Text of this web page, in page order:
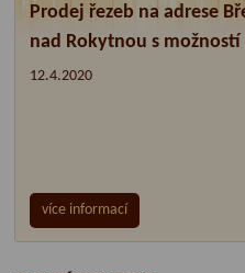
Prodej řezeb na adrese
nad Rokytnou s
12.4.2020
více informací